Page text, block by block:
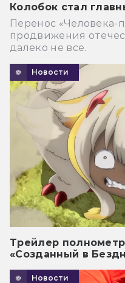
Колобок стал
Перенос «Человека-
продвижения
далеко не все.
Новости
Трейлер
«Созданный в
Новости